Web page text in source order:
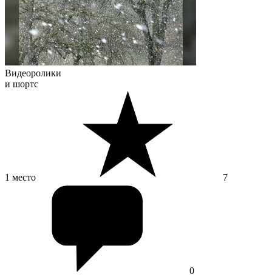
Видеоролики
и шортс
1 место 7
0